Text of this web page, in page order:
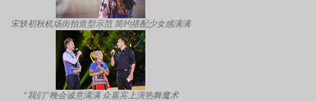
宋轶初秋机场街拍造型示范 简约搭配少女感满满
“我们”晚会诚意满满 众嘉宾上演热舞魔术